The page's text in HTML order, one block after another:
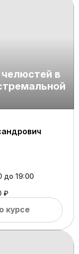
в
до 19:00
₽
о курсе